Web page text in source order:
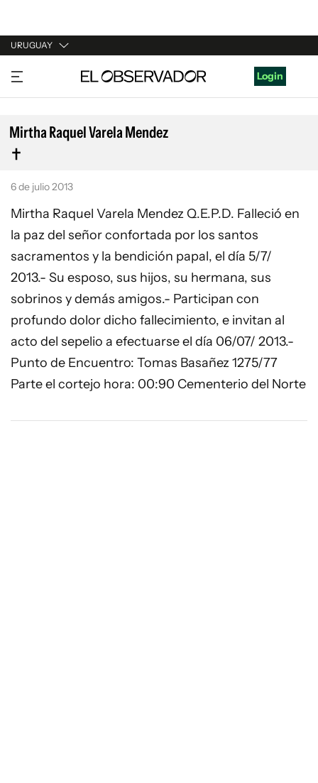
URUGUAY
URUGUAY
ARGENTINA
ESPAÑA
ESTADOS UNIDOS
Login
Mirtha Raquel Varela Mendez
6 de julio 2013
Mirtha Raquel Varela Mendez Q.E.P.D. Falleció en
la paz del señor confortada por los santos
sacramentos y la bendición papal, el día 5/7/
2013.- Su esposo, sus hijos, su hermana, sus
sobrinos y demás amigos.- Participan con
profundo dolor dicho fallecimiento, e invitan al
acto del sepelio a efectuarse el día 06/07/ 2013.-
Punto de Encuentro: Tomas Basañez 1275/77
Parte el cortejo hora: 00:90 Cementerio del Norte